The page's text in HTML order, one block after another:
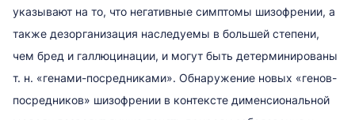
указывают на то, что негативные симптомы шизофрении, а
также дезорганизация наследуемы в большей степени,
чем бред и галлюцинации, и могут быть детерминированы
т. н. «генами-посредниками». Обнаружение новых «генов-
посредников» шизофрении в контексте дименсиональной